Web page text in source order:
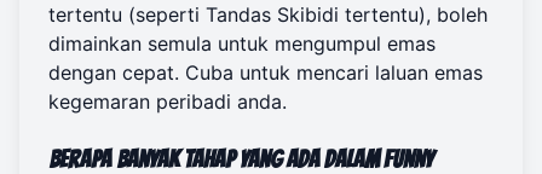
tertentu (seperti Tandas Skibidi tertentu), boleh
dimainkan semula untuk mengumpul emas
dengan cepat. Cuba untuk mencari laluan emas
kegemaran peribadi anda.
Berapa banyak tahap yang ada dalam Funny